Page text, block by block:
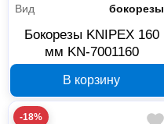
Вид
бокорезы
Бокорезы KNIPEX 160
мм KN-7001160
В корзину
-18%